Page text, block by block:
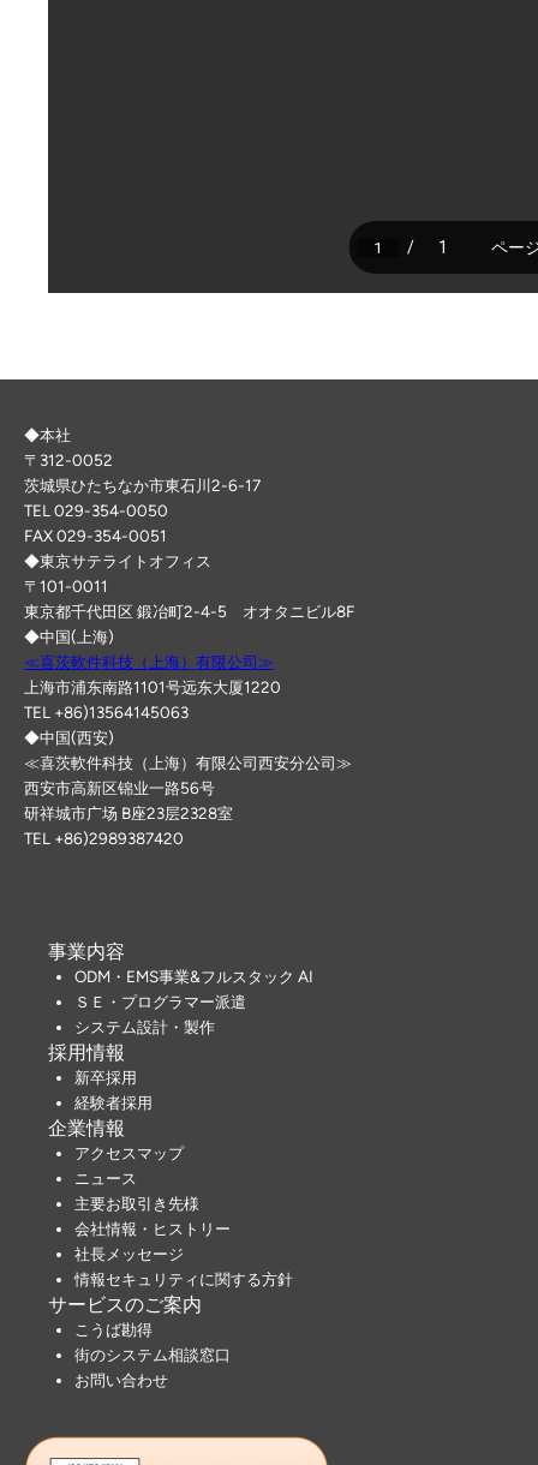
◆本社
〒312-0052
茨城県ひたちなか市東石川2-6-17
TEL 029-354-0050
FAX 029-354-0051
◆東京サテライトオフィス
〒101-0011
東京都千代田区 鍛冶町2-4-5 オオタニビル8F
◆中国(上海)
≪喜茨軟件科技（上海）有限公司≫
上海市浦东南路1101号远东大厦1220
TEL +86)13564145063
◆中国(西安)
≪喜茨軟件科技（上海）有限公司西安分公司≫
西安市高新区锦业一路56号
研祥城市广场 B座23层2328室
TEL +86)2989387420
事業内容
ODM・EMS事業&フルスタック AI
ＳＥ・プログラマー派遣
システム設計・製作
採用情報
新卒採用
経験者採用
企業情報
アクセスマップ
ニュース
主要お取引き先様
会社情報・ヒストリー
社長メッセージ
情報セキュリティに関する方針
サービスのご案内
こうば勘得
街のシステム相談窓口
お問い合わせ